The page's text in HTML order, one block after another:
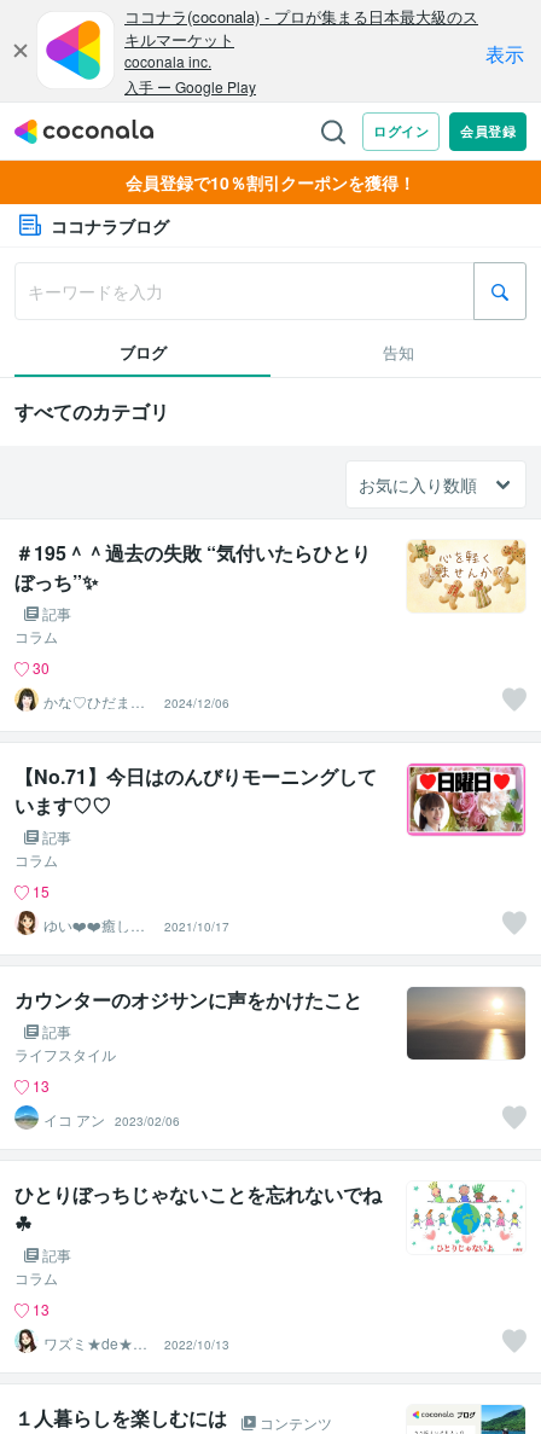
会員登録で10％割引クーポンを獲得！
ココナラブログ
ブログ 告知
すべてのカテゴリ
＃195＾＾過去の失敗 “気付いたらひとり
ぼっち”✨
記事
コラム
30
かな♡ひだまり
セラピスト
2024/12/06
【No.71】今日はのんびりモーニングして
います♡♡
記事
コラム
15
ゆい❤️❤️癒しの
心友
2021/10/17
カウンターのオジサンに声をかけたこと
記事
ライフスタイル
13
イコ アン
2023/02/06
ひとりぼっちじゃないことを忘れないでね
☘
記事
コラム
13
ワズミ★de★コ
コ
2022/10/13
１人暮らしを楽しむには
コンテンツ